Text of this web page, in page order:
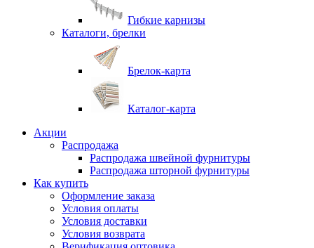
Гибкие карнизы
Каталоги, брелки
Брелок-карта
Каталог-карта
Акции
Распродажа
Распродажа швейной фурнитуры
Распродажа шторной фурнитуры
Как купить
Оформление заказа
Условия оплаты
Условия доставки
Условия возврата